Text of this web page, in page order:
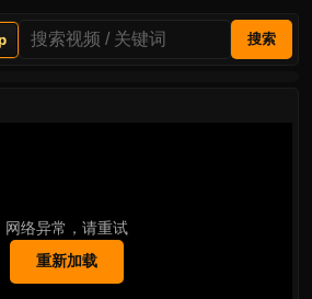
搜索
网络异常，请重试
重新加载